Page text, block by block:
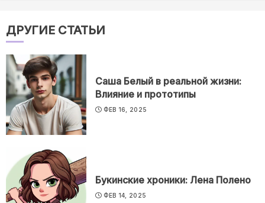
ДРУГИЕ СТАТЬИ
Саша Белый в реальной жизни:
Влияние и прототипы
ФЕВ 16, 2025
Букинские хроники: Лена Полено
ФЕВ 14, 2025